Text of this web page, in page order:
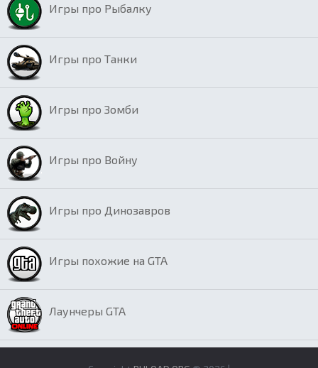
Игры про Рыбалку
Игры про Танки
Игры про Зомби
Игры про Войну
Игры про Динозавров
Игры похожие на GTA
Лаунчеры GTA